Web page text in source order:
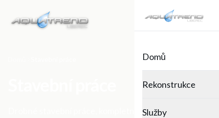
Domů
Rekonstrukce
Služby
Drobné stavební práce, kompletní rekonstrukce,